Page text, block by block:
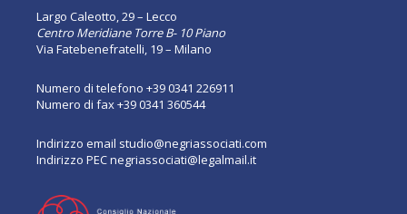
Largo Caleotto, 29 – Lecco
Centro Meridiane Torre B- 10 Piano
Via Fatebenefratelli, 19 – Milano
Numero di telefono +39 0341 226911
Numero di fax +39 0341 360544
Indirizzo email studio@negriassociati.com
Indirizzo PECnegriassociati@legalmail.it